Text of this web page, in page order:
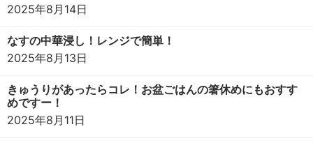
2025年8月14日
なすの中華浸し！レンジで簡単！
2025年8月13日
きゅうりがあったらコレ！お盆ごはんの箸休めにもおすす
めですー！
2025年8月11日